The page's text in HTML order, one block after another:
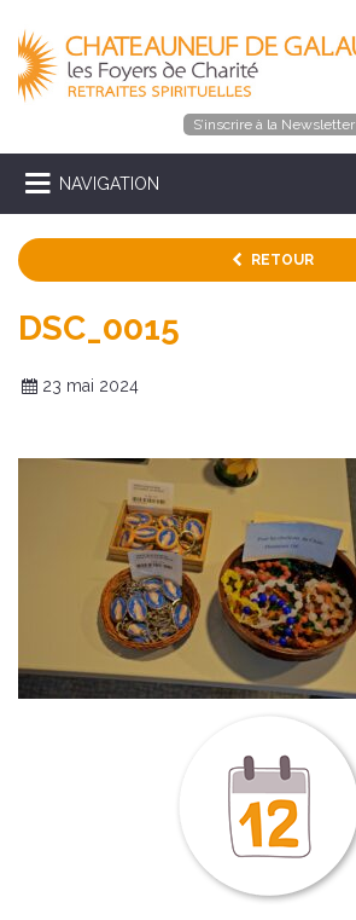
S’inscrire à la Newsletter
NAVIGATION
RETOUR
DSC_0015
23 mai 2024